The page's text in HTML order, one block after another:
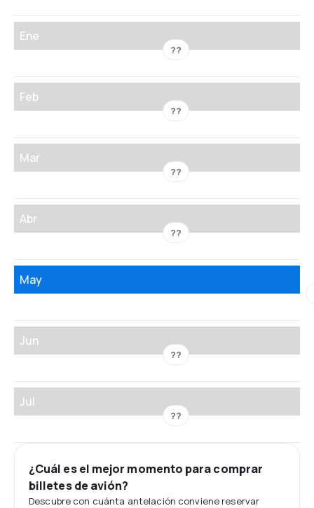
Ene
??
Feb
??
Mar
??
Abr
??
May
Jun
??
Jul
??
¿Cuál es el mejor momento para comprar
billetes de avión?
Descubre con cuánta antelación conviene reservar